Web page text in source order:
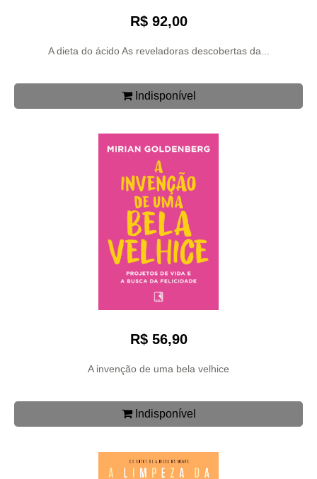
R$ 92,00
A dieta do ácido As reveladoras descobertas da...
Indisponível
R$ 56,90
A invenção de uma bela velhice
Indisponível